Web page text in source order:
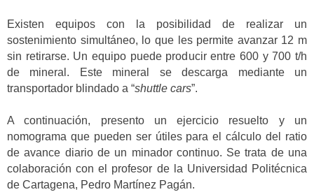
Existen equipos con la posibilidad de realizar un
sostenimiento simultáneo, lo que les permite avanzar 12 m
sin retirarse. Un equipo puede producir entre 600 y 700 t/h
de mineral. Este mineral se descarga mediante un
transportador blindado a “shuttle cars”.
A continuación, presento un ejercicio resuelto y un
nomograma que pueden ser útiles para el cálculo del ratio
de avance diario de un minador continuo. Se trata de una
colaboración con el profesor de la Universidad Politécnica
de Cartagena, Pedro Martínez Pagán.